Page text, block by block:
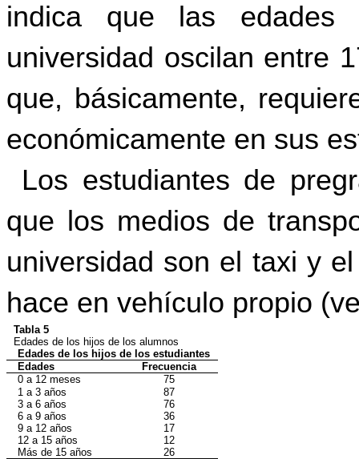
indica que las edades
universidad oscilan entre
que, básicamente,
económicamente en sus
Los estudiantes de
que los medios de
universidad son el taxi y
hace en vehículo propio
Tabla 5
Edades de los hijos de los alumnos
Edades de los hijos de los estudiantes
Edades
Frecuencia
0 a 12 meses
75
1 a 3 años
87
3 a 6 años
76
6 a 9 años
36
9 a 12 años
17
12 a 15 años
12
Más de 15 años
26